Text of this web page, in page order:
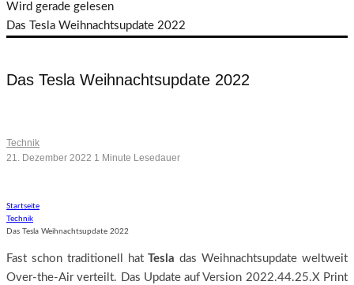
Wird gerade gelesen
Das Tesla Weihnachtsupdate 2022
Das Tesla Weihnachtsupdate 2022
Technik
21. Dezember 2022 1 Minute Lesedauer
Startseite
Technik
Das Tesla Weihnachtsupdate 2022
Fast schon traditionell hatTesla das Weihnachtsupdate weltweit
Over-the-Air verteilt. Das Update auf Version 2022.44.25.X Print